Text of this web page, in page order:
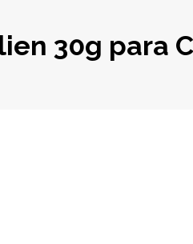
30g para